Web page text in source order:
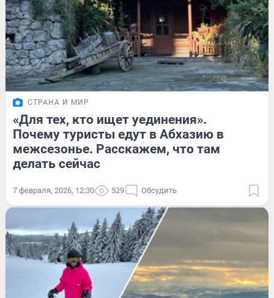
СТРАНА И МИР
«Для тех, кто ищет уединения».
Почему туристы едут в Абхазию в
межсезонье. Расскажем, что там
делать сейчас
7 февраля, 2026, 12:30 529 Обсудить